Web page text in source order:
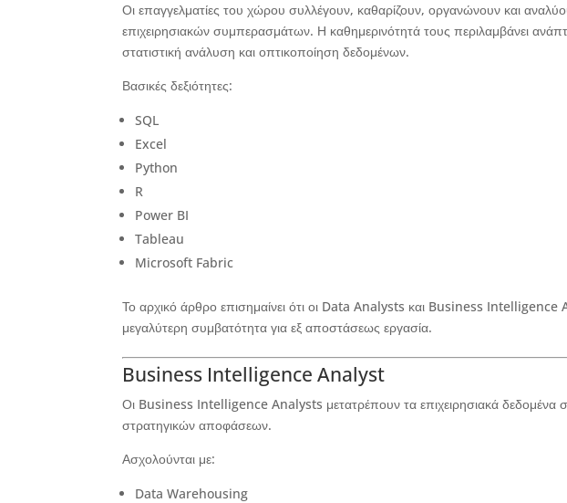
Οι επαγγελματίες του χώρου συλλέγουν, καθαρίζουν, οργανώνουν και
επιχειρησιακών συμπερασμάτων. Η καθημερινότητά τους περιλαμβάνει
στατιστική ανάλυση και οπτικοποίηση δεδομένων.
Βασικές δεξιότητες:
SQL
Excel
Python
R
Power BI
Tableau
Microsoft Fabric
Το αρχικό άρθρο επισημαίνει ότι οι Data Analysts και Business Intelligence
μεγαλύτερη συμβατότητα για εξ αποστάσεως εργασία.
Business Intelligence Analyst
Οι Business Intelligence Analysts μετατρέπουν τα επιχειρησιακά δεδομένα
στρατηγικών αποφάσεων.
Ασχολούνται με:
Data Warehousing